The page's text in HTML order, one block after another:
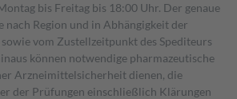
bis Freitag bis 18:00 Uhr. Der genaue
nach Region und in Abhängigkeit der
vom Zustellzeitpunkt des Spediteurs
können notwendige pharmazeutische
Arzneimittelsicherheit dienen, die
der Prüfungen einschließlich Klärungen